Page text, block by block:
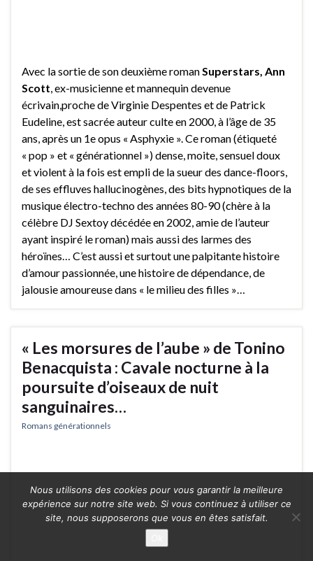
Avec la sortie de son deuxième roman Superstars, Ann
Scott , ex-musicienne et mannequin devenue
écrivain,proche de Virginie Despentes et de Patrick
Eudeline, est sacrée auteur culte en 2000, à l’âge de 35
ans, après un 1e opus « Asphyxie ». Ce roman (étiqueté
« pop » et « générationnel ») dense, moite, sensuel doux
et violent à la fois est empli de la sueur des dance-floors,
de ses effluves hallucinogènes, des bits hypnotiques de la
musique électro-techno des années 80-90 (chère à la
célèbre DJ Sextoy décédée en 2002, amie de l’auteur
ayant inspiré le roman) mais aussi des larmes des
héroïnes… C’est aussi et surtout une palpitante histoire
d’amour passionnée, une histoire de dépendance, de
jalousie amoureuse dans « le milieu des filles »…
« Les morsures de l’aube » de Tonino
Benacquista : Cavale nocturne à la
poursuite d’oiseaux de nuit
sanguinaires…
Romans générationnels
Nous utilisons des cookies pour vous garantir la meilleure
expérience sur notre site web. Si vous continuez à utiliser ce
site, nous supposerons que vous en êtes satisfait.